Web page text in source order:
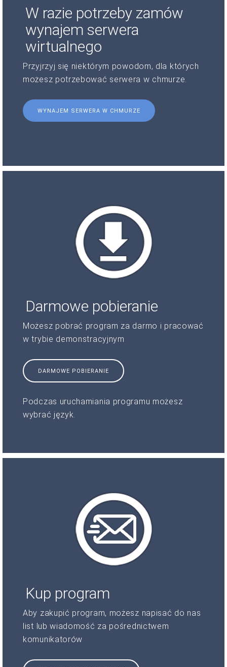
W razie potrzeby zamów
wynajem serwera
wirtualnego
Przyjrzyj się niektórym powodom, dla których
możesz potrzebować serwera w chmurze.
WYNAJEM SERWERA W CHMURZE
Darmowe pobieranie
Możesz pobrać program za darmo i pracować
w trybie demonstracyjnym
DARMOWE POBIERANIE
Podczas uruchamiania programu możesz
wybrać język.
Kup program
Aby zakupić program, możesz napisać do nas
list lub wiadomość za pośrednictwem
komunikatorów